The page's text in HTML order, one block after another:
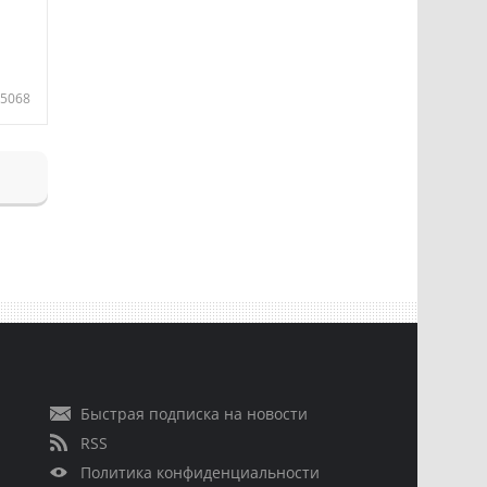
5068
Быстрая подписка на новости
RSS
Политика конфиденциальности